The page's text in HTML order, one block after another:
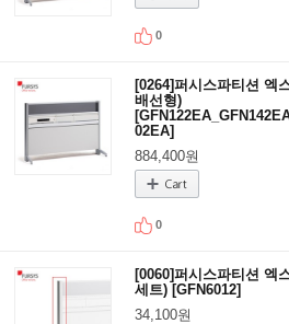
0
[0264]퍼시스파티션 엑
배선형)
02EA]
884,400원
0
[0060]퍼시스파티션 엑
세트) [GFN6012]
34,100원